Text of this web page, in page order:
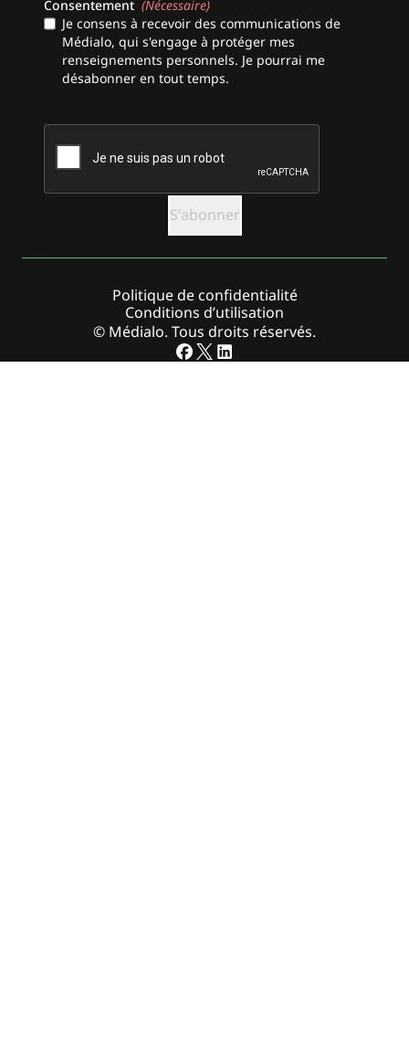
Consentement (Nécessaire)
Je consens à recevoir des communications de
Médialo, qui s'engage à protéger mes
renseignements personnels. Je pourrai me
désabonner en tout temps.
CAPTCHA
© Médialo. Tous droits réservés.
Politique de confidentialité
Conditions d’utilisation